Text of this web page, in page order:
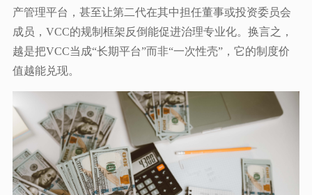
产管理平台，甚至让第二代在其中担任董事或投资委员会
成员，VCC的规制框架反倒能促进治理专业化。换言之，
越是把VCC当成“长期平台”而非“一次性壳”，它的制度价
值越能兑现。